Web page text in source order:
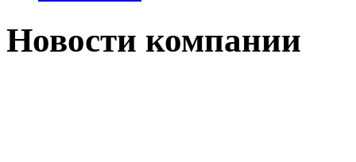
Новости компании